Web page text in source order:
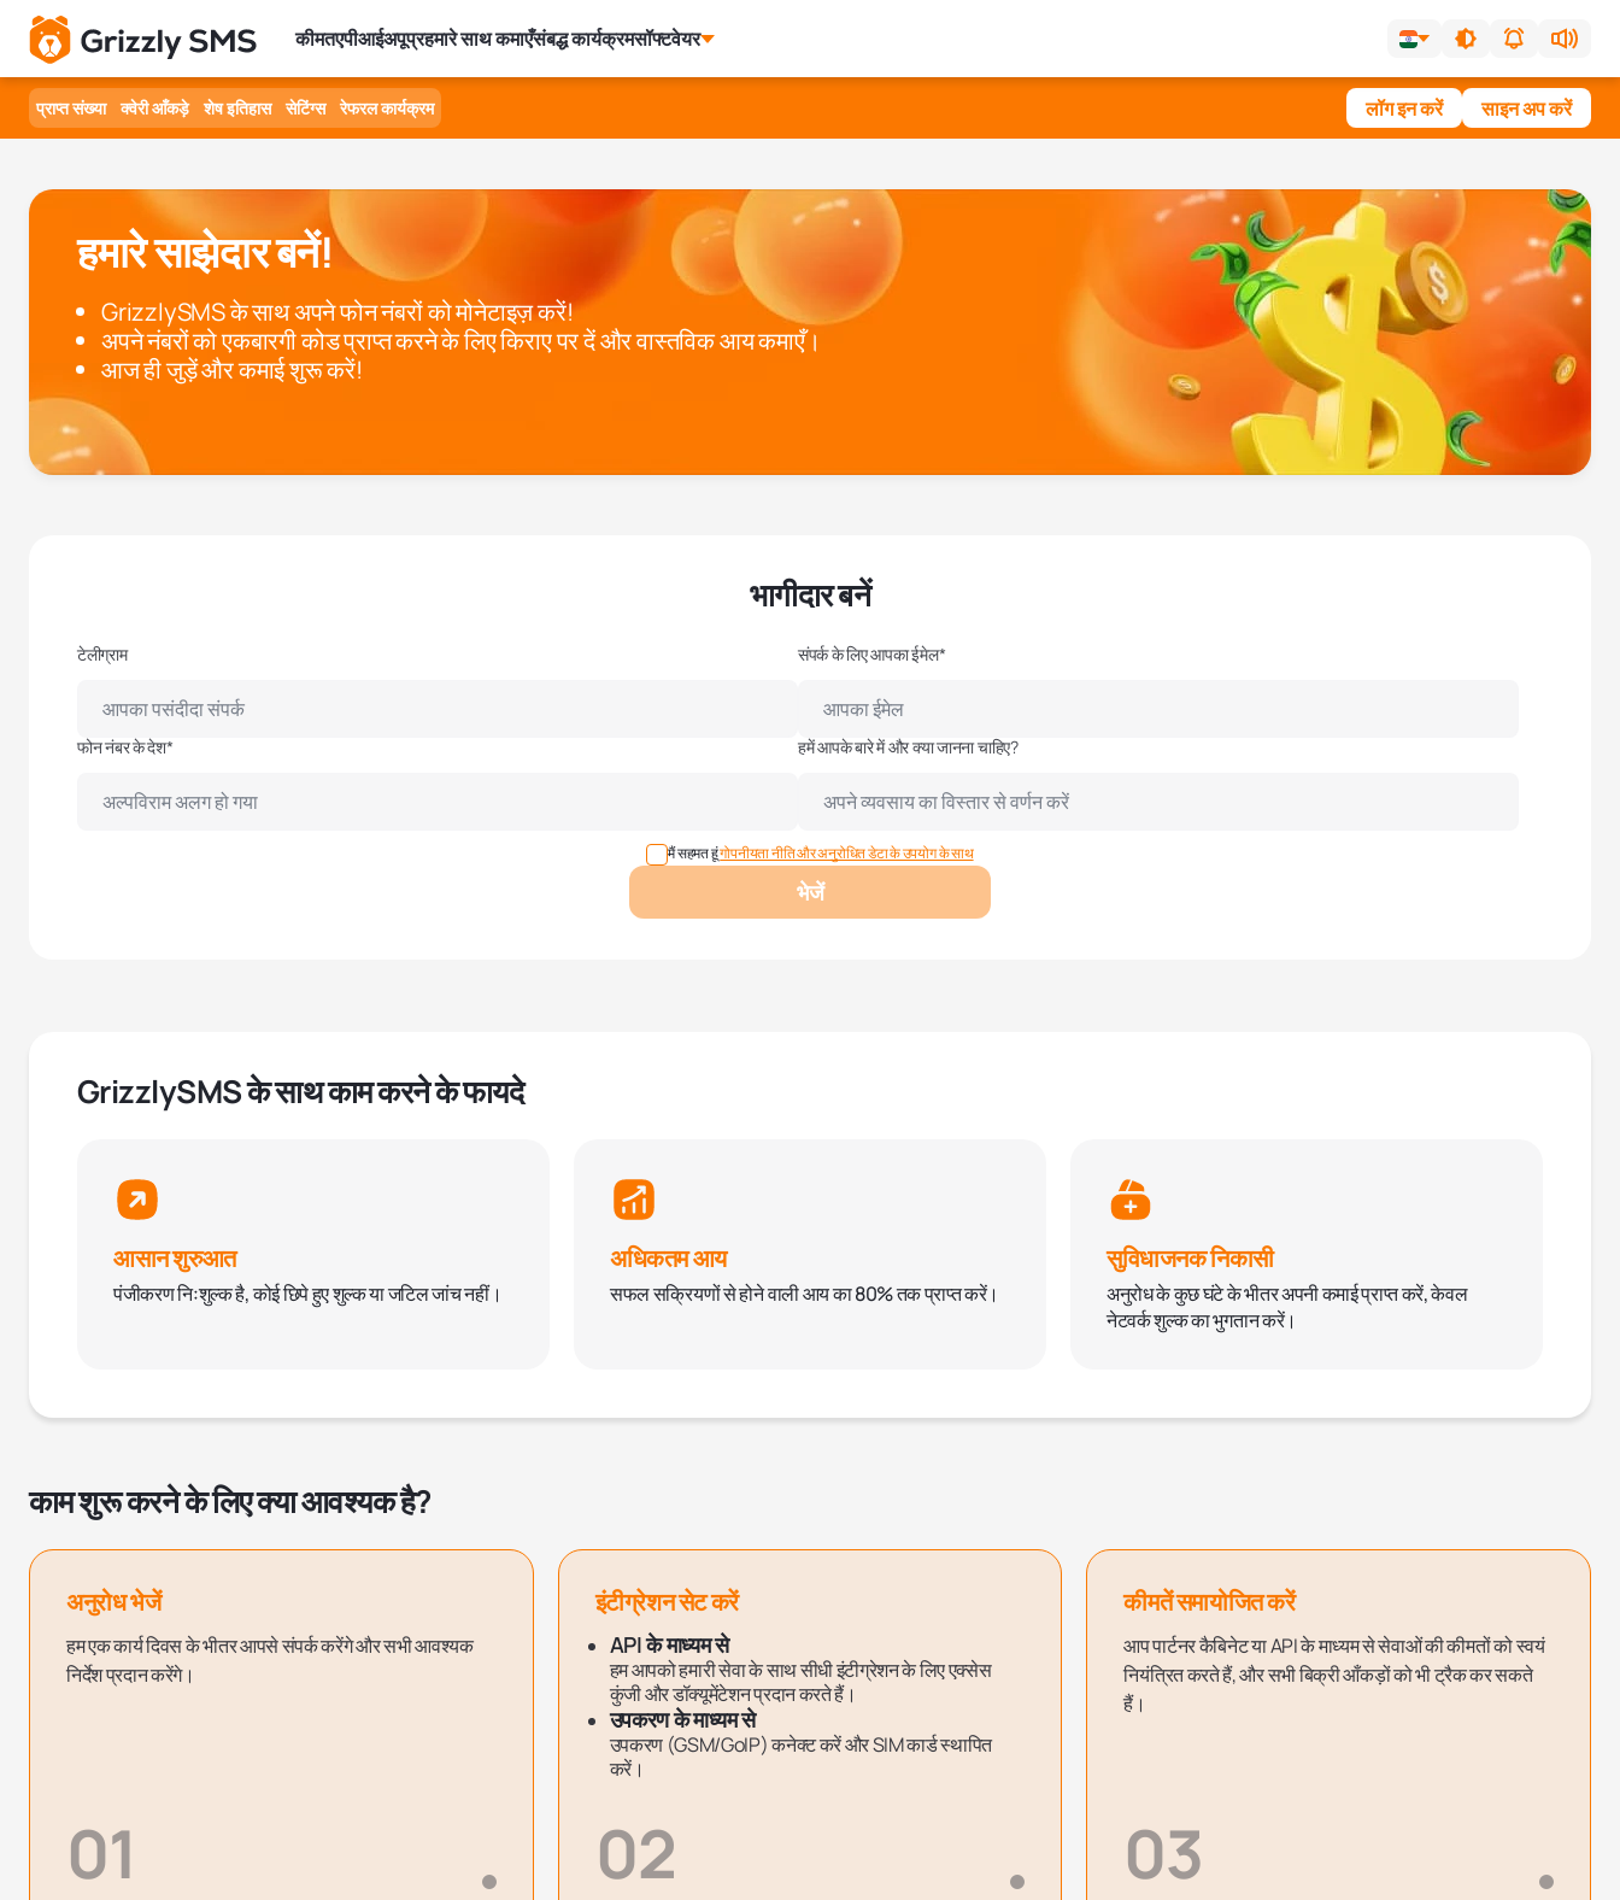
कीमतएपीआईअपूप्रहमारे साथ कमाएँसंबद्ध कार्यक्रमसॉफ्टवेयर
प्राप्त संख्या क्वेरी आँकड़े शेष इतिहास सेटिंग्स रेफरल कार्यक्रम लॉग इन करें साइन अप करें
हमारे साझेदार बनें!
GrizzlySMS के साथ अपने फोन नंबरों को मोनेटाइज़ करें!
अपने नंबरों को एकबारगी कोड प्राप्त करने के लिए किराए पर दें और वास्तविक आय कमाएँ।
आज ही जुड़ें और कमाई शुरू करें!
भागीदार बनें
टेलीग्राम संपर्क के लिए आपका ईमेल*
फोन नंबर के देश* हमें आपके बारे में और क्या जानना चाहिए?
मैं सहमत हूंगोपनीयता नीति और अनुरोधित डेटा के उपयोग के साथ
भेजें
GrizzlySMS के साथ काम करने के फायदे
आसान शुरुआत
पंजीकरण निःशुल्क है, कोई छिपे हुए शुल्क या जटिल जांच नहीं।
अधिकतम आय
सफल सक्रियणों से होने वाली आय का 80% तक प्राप्त करें।
सुविधाजनक निकासी
अनुरोध के कुछ घंटे के भीतर अपनी कमाई प्राप्त करें, केवल
नेटवर्क शुल्क का भुगतान करें।
काम शुरू करने के लिए क्या आवश्यक है?
अनुरोध भेजें
हम एक कार्य दिवस के भीतर आपसे संपर्क करेंगे और सभी आवश्यक
निर्देश प्रदान करेंगे।
01
इंटीग्रेशन सेट करें
API के माध्यम से
हम आपको हमारी सेवा के साथ सीधी इंटीग्रेशन के लिए एक्सेस
कुंजी और डॉक्यूमेंटेशन प्रदान करते हैं।
उपकरण के माध्यम से
उपकरण (GSM/GoIP) कनेक्ट करें और SIM कार्ड स्थापित
करें।
02
कीमतें समायोजित करें
आप पार्टनर कैबिनेट या API के माध्यम से सेवाओं की कीमतों को स्वयं
नियंत्रित करते हैं, और सभी बिक्री आँकड़ों को भी ट्रैक कर सकते
हैं।
03